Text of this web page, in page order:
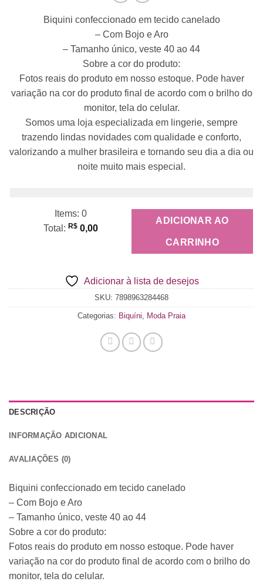
Biquini confeccionado em tecido canelado
– Com Bojo e Aro
– Tamanho único, veste 40 ao 44
Sobre a cor do produto:
Fotos reais do produto em nosso estoque. Pode haver
variação na cor do produto final de acordo com o brilho do
monitor, tela do celular.
Somos uma loja especializada em lingerie, sempre
trazendo lindas novidades com qualidade e conforto,
valorizando a mulher brasileira e tornando seu dia a dia ou
noite muito mais especial.
Items: 0
Total : R$ 0,00
ADICIONAR AO
CARRINHO
Adicionar à lista de desejos
SKU: 7898963284468
Categorias: Biquíni, Moda Praia
DESCRIÇÃO
INFORMAÇÃO ADICIONAL
AVALIAÇÕES (0)
Biquini confeccionado em tecido canelado
– Com Bojo e Aro
– Tamanho único, veste 40 ao 44
Sobre a cor do produto:
Fotos reais do produto em nosso estoque. Pode haver
variação na cor do produto final de acordo com o brilho do
monitor, tela do celular.